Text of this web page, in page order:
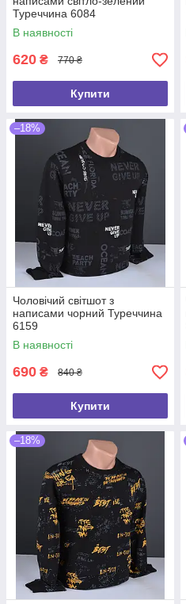
Туреччина 6084
В наявності
620 ₴ 770 ₴
Купити
–18%
Чоловічий світшот з
написами чорний Туреччина
6159
В наявності
690 ₴ 840 ₴
Купити
–18%